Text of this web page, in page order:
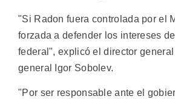
"Si Radon fuera controlada por el
forzada a defender los intereses
federal", explicó el director
general Igor Sobolev.
"Por ser responsable ante el